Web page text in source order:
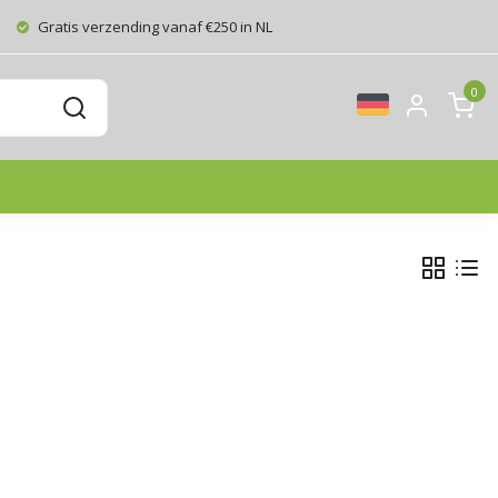
Gratis verzending vanaf €250 in NL
0